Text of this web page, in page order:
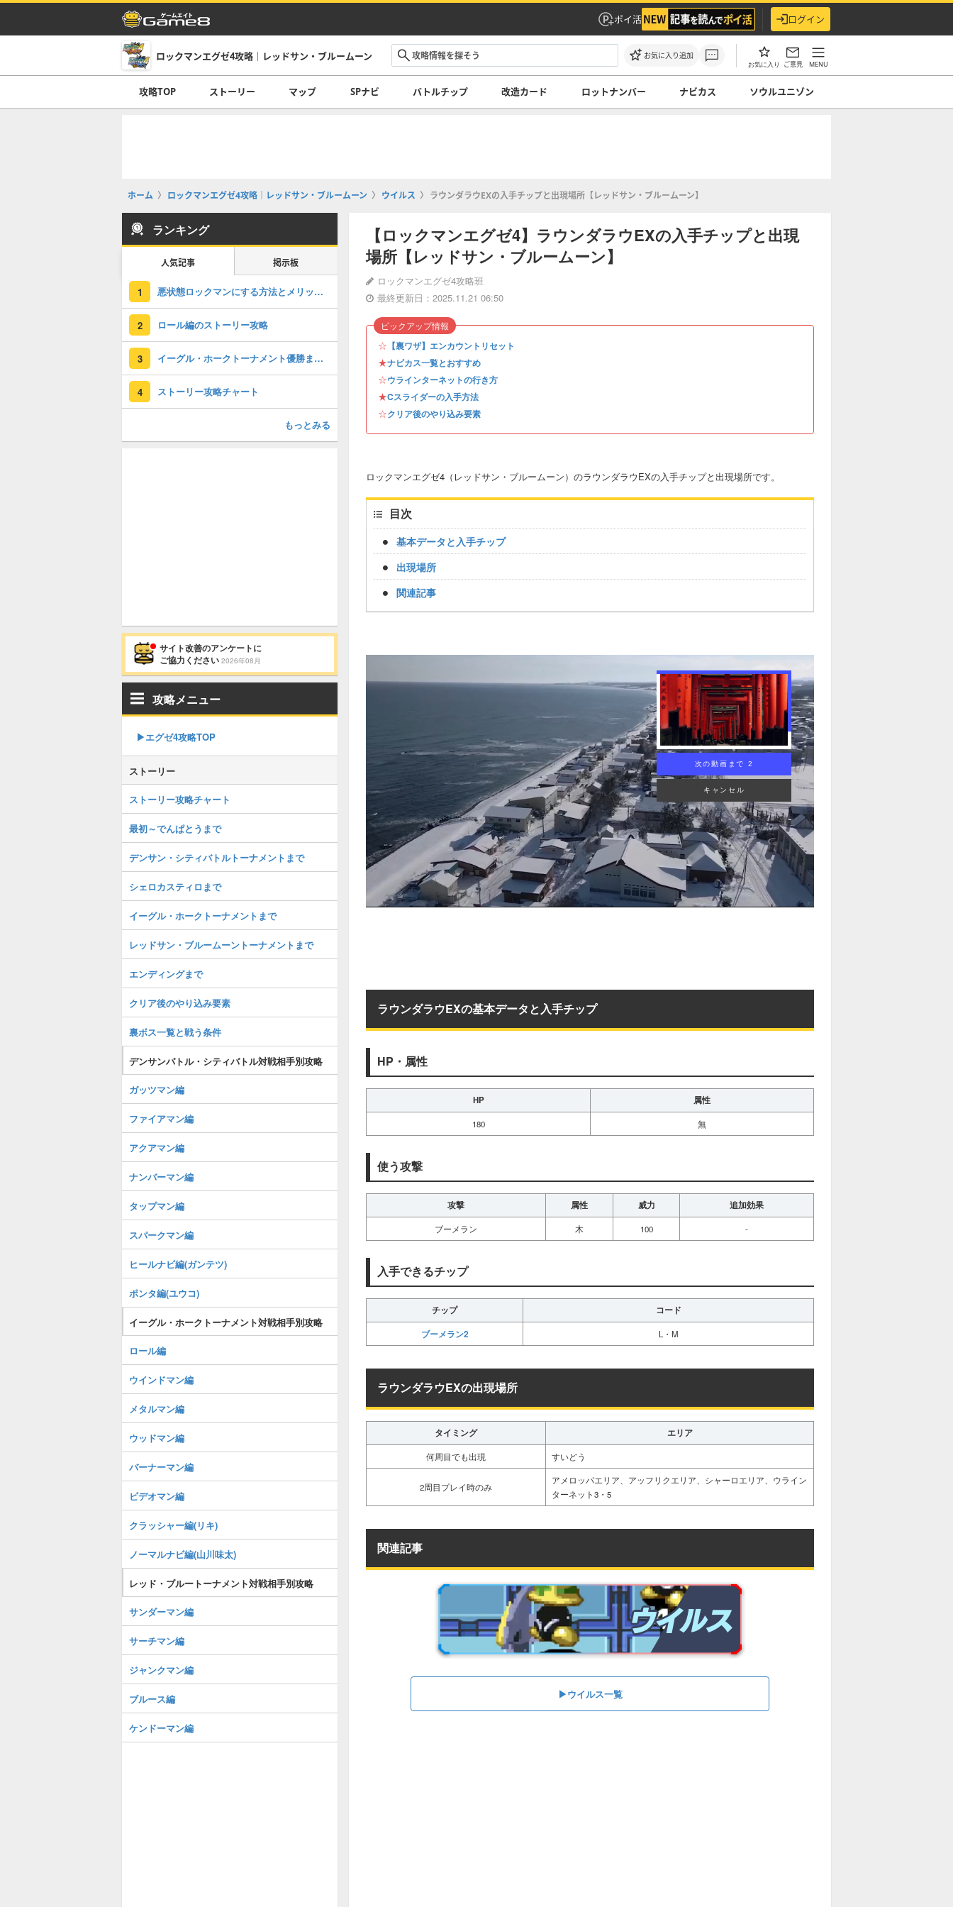
ポイ活 ログイン
ロックマンエグゼ4攻略｜レッドサン・ブルームーン お気に入り追加
お気に入り ご意見 MENU
攻略TOP ストーリー マップ SPナビ バトルチップ 改造カード ロットナンバー ナビカス ソウルユニゾン
ホーム ロックマンエグゼ4攻略｜レッドサン・ブルームーン ウイルス ラウンダラウEXの入手チップと出現場所【レッドサン・ブルームーン】
【ロックマンエグゼ4】ラウンダラウEXの入手チップと出現
場所【レッドサン・ブルームーン】
ロックマンエグゼ4攻略班
最終更新日：2025.11.21 06:50
☆ 【裏ワザ】エンカウントリセット
★ナビカス一覧とおすすめ
☆ウラインターネットの行き方
★Cスライダーの入手方法
☆クリア後のやり込み要素
ピックアップ情報
ロックマンエグゼ4（レッドサン・ブルームーン）のラウンダラウEXの入手チップと出現場所です。
目次
基本データと入手チップ
出現場所
関連記事
次の動画まで 1
キャンセル
ラウンダラウEXの基本データと入手チップ
HP・属性
HP 属性
180 無
使う攻撃
攻撃 属性 威力 追加効果
ブーメラン 木 100 -
入手できるチップ
チップ コード
ブーメラン2 L・M
ラウンダラウEXの出現場所
タイミング エリア
何周目でも出現 すいどう
2周目プレイ時のみ
アメロッパエリア、アッフリクエリア、シャーロエリア、ウライン
ターネット3・5
関連記事
▶︎ウイルス一覧
ランキング
人気記事 掲示板
1 悪状態ロックマンにする方法とメリット・デメリット
2 ロール編のストーリー攻略
3 イーグル・ホークトーナメント優勝までの攻略チャート
4 ストーリー攻略チャート
もっとみる
サイト改善のアンケートに
ご協力ください 2026年08月
攻略メニュー
▶︎エグゼ4攻略TOP
ストーリー
ストーリー攻略チャート
最初～でんぱとうまで
デンサン・シティバトルトーナメントまで
シェロカスティロまで
イーグル・ホークトーナメントまで
レッドサン・ブルームーントーナメントまで
エンディングまで
クリア後のやり込み要素
裏ボス一覧と戦う条件
デンサンバトル・シティバトル対戦相手別攻略
ガッツマン編
ファイアマン編
アクアマン編
ナンバーマン編
タップマン編
スパークマン編
ヒールナビ編(ガンテツ)
ポンタ編(ユウコ)
イーグル・ホークトーナメント対戦相手別攻略
ロール編
ウインドマン編
メタルマン編
ウッドマン編
バーナーマン編
ビデオマン編
クラッシャー編(リキ)
ノーマルナビ編(山川味太)
レッド・ブルートーナメント対戦相手別攻略
サンダーマン編
サーチマン編
ジャンクマン編
ブルース編
ケンドーマン編